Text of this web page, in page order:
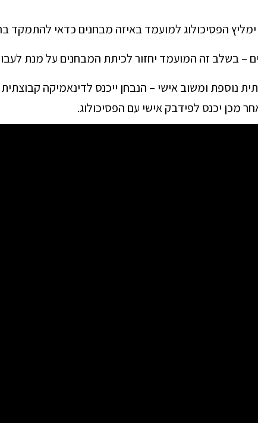
הפסיכולוג למועמד באיזה מבחנים כדאי להתמקד
– בשלב זה המועמד יחזור לכיתת המבחנים על מנת
נוספת ומשוב אישי – הנבחן ייכנס לדינאמיקה
מכן יכנס לפידבק אישי עם הפסיכולוג.